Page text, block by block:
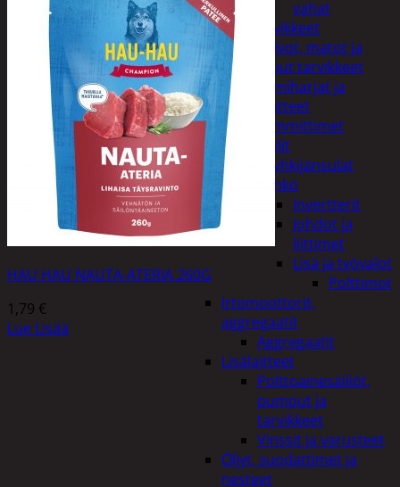
vahat
Autotarvikkeet
Kalvot, matot ja
muut tarvikkeet
Lumiharjat ja
peitteet
Lämmittimet
Peilit
Pyyhkijänsulat
Sähkö
Invertterit
Johdot ja
liittimet
Lisä ja työvalot
Polttimot
Irtomoottorit,
aggregaatit
Aggregaatit
Lisälaitteet
Polttoainesäiliöt,
pumput ja
tarvikkeet
Vinssit ja varusteet
Öljyt, suodattimet ja
nesteet
HAU HAU NAUTA-ATERIA 260G
1,79 €
Lue Lisää